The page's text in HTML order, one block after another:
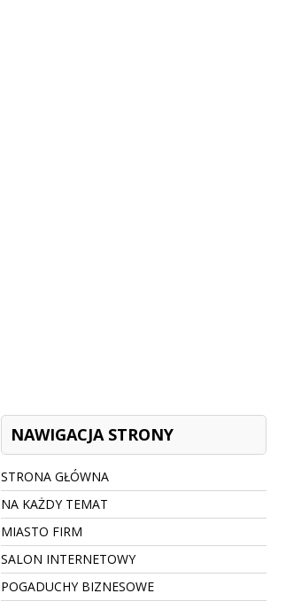
NAWIGACJA STRONY
STRONA GŁÓWNA
NA KAŻDY TEMAT
MIASTO FIRM
SALON INTERNETOWY
POGADUCHY BIZNESOWE